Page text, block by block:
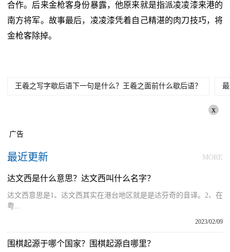
合作。后来金枪客身份暴露，他原来就是指派凌凌漆来港的
南方将军。故事最后，凌凌漆凭着自己精湛的肉刀技巧，将
金枪客除掉。
王羲之写字歇后语下一句是什么？王羲之面前什么歇后语？
x
广告
最近更新 MORE
达文西是什么意思？达文西叫什么名字？
达文西意思是1、达文西其实在港台地区就是是达芬奇的音译。2、在
粤...
2023/02/09
围棋起源于哪个国家？围棋起源自哪里？